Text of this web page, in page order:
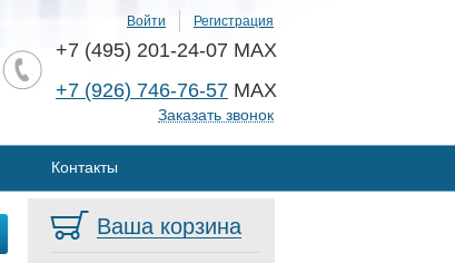
Войти Регистрация
+7 (495) 201-24-07 MAX
+7 (926) 746-76-57 MAX
Заказать звонок
Контакты
Ваша корзина